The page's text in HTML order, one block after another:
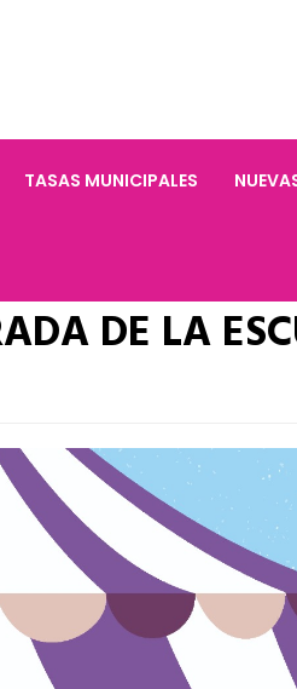
TASAS MUNICIPALES
DE LA